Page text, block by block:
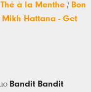
à la Menthe / Bon
Mikh Hattana - Get
Bandit Bandit